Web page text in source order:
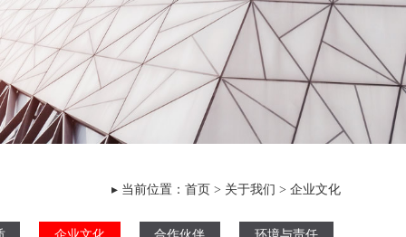
▸ 当前位置： 首页 > 关于我们 > 企业文化